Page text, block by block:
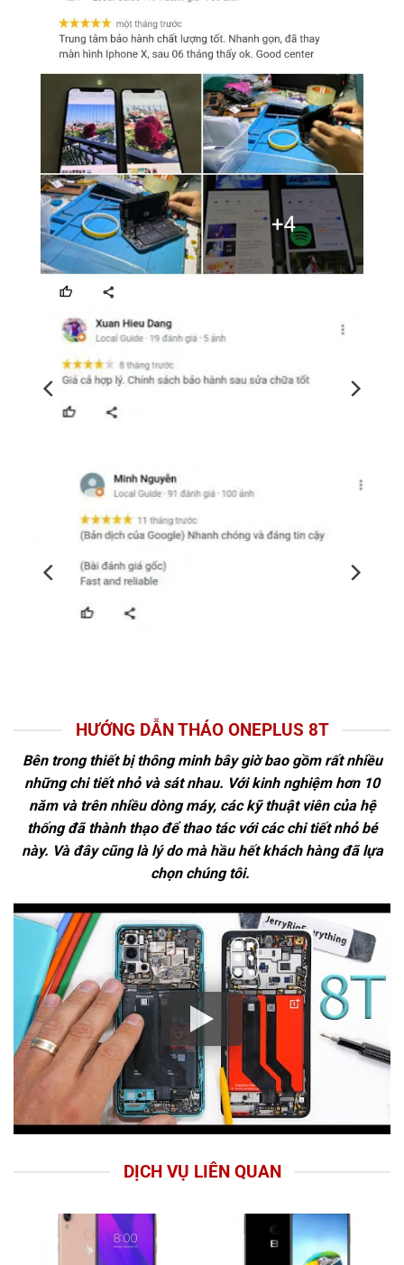
HƯỚNG DẪN THÁO ONEPLUS 8T
Bên trong thiết bị thông minh bây giờ bao gồm rất nhiều
những chi tiết nhỏ và sát nhau. Với kinh nghiệm hơn 10
năm và trên nhiều dòng máy, các kỹ thuật viên của hệ
thống đã thành thạo để thao tác với các chi tiết nhỏ bé
này. Và đây cũng là lý do mà hầu hết khách hàng đã lựa
chọn chúng tôi.
DỊCH VỤ LIÊN QUAN